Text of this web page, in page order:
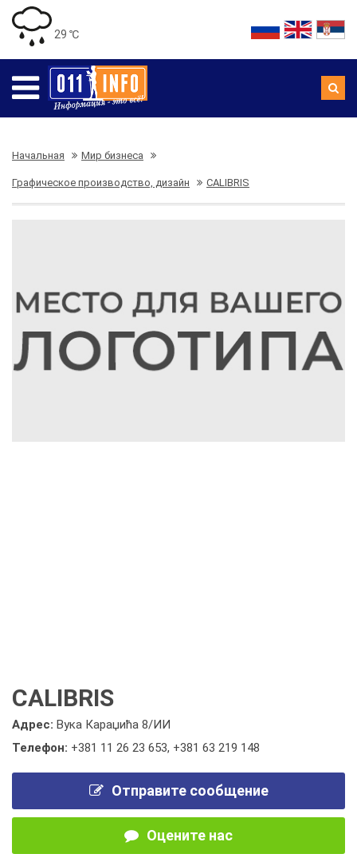
29 ℃
Начальная Мир бизнеса
Графическое производство, дизайн CALIBRIS
CALIBRIS
Адрес: Вука Караџића 8/ИИ
Телефон: +381 11 26 23 653, +381 63 219 148
Отправите сообщение
Оцените нас